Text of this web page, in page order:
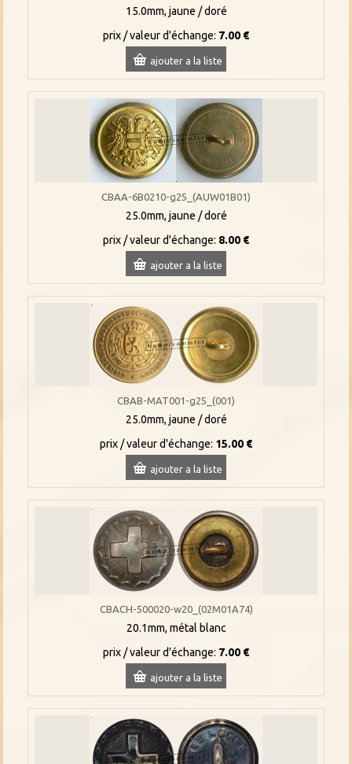
15.0mm, jaune / doré
prix / valeur d'échange: 7.00 €
ajouter a la liste
CBAA-6B0210-g25_(AUW01B01)
25.0mm, jaune / doré
prix / valeur d'échange: 8.00 €
ajouter a la liste
CBAB-MAT001-g25_(001)
25.0mm, jaune / doré
prix / valeur d'échange: 15.00 €
ajouter a la liste
CBACH-500020-w20_(02M01A74)
20.1mm, métal blanc
prix / valeur d'échange: 7.00 €
ajouter a la liste